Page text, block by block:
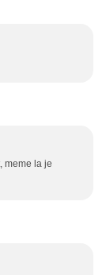
meme la je